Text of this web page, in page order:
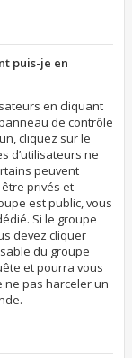
puis-je en
en cliquant
de contrôle
cliquez sur le
d’utilisateurs ne
peuvent
privés et
est public, vous
Si le groupe
devez cliquer
du groupe
et pourra vous
ne pas harceler un